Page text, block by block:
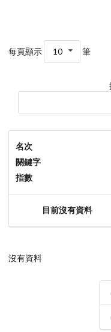
每頁顯示 10 筆
名次
關鍵字
指數
目前沒有資料
沒有資料
‹
›